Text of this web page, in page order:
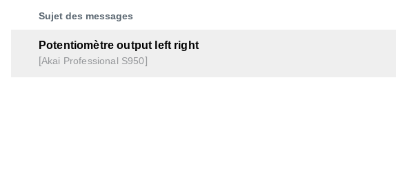
Sujet des messages
Potentiomètre output left right
[Akai Professional S950]